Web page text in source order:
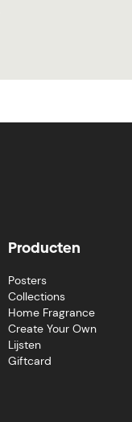
Producten
Posters
Collections
Home Fragrance
Create Your Own
Lijsten
Giftcard